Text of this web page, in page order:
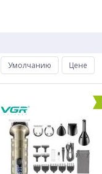
Умолчанию Цене